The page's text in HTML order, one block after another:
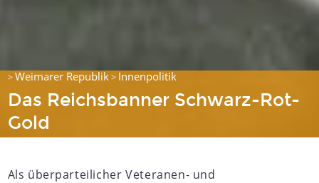
>Weimarer Republik> Innenpolitik
Das Reichsbanner Schwarz-Rot-
Gold
Als überparteilicher Veteranen- und